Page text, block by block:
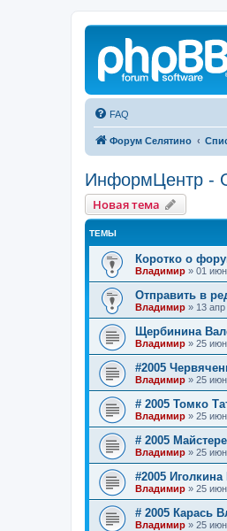
FAQ
Форум Селятино
ИнформЦентр -
Новая тема
ТЕМЫ
Коротко о
Владимир » 01
Отправить в
Владимир » 13
Щербинина
Владимир » 25 июн
#2005
Владимир » 25
# 2005 Томко
Владимир » 25
# 2005
Владимир » 25
#2005
Владимир » 25
# 2005 Карась
Владимир » 25